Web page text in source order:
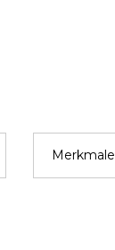
Merkmale